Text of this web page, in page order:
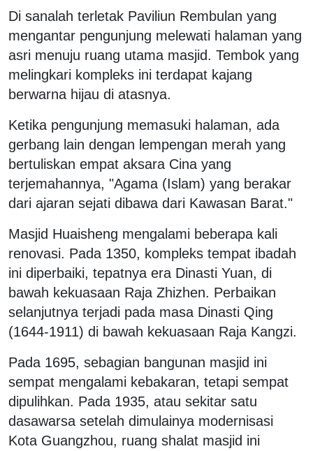
Di sanalah terletak Paviliun Rembulan yang
mengantar pengunjung melewati halaman yang
asri menuju ruang utama masjid. Tembok yang
melingkari kompleks ini terdapat kajang
berwarna hijau di atasnya.
Ketika pengunjung memasuki halaman, ada
gerbang lain dengan lempengan merah yang
bertuliskan empat aksara Cina yang
terjemahannya, "Agama (Islam) yang berakar
dari ajaran sejati dibawa dari Kawasan Barat."
Masjid Huaisheng mengalami beberapa kali
renovasi. Pada 1350, kompleks tempat ibadah
ini diperbaiki, tepatnya era Dinasti Yuan, di
bawah kekuasaan Raja Zhizhen. Perbaikan
selanjutnya terjadi pada masa Dinasti Qing
(1644-1911) di bawah kekuasaan Raja Kangzi.
Pada 1695, sebagian bangunan masjid ini
sempat mengalami kebakaran, tetapi sempat
dipulihkan. Pada 1935, atau sekitar satu
dasawarsa setelah dimulainya modernisasi
Kota Guangzhou, ruang shalat masjid ini